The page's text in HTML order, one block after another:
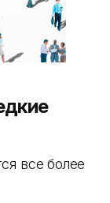
все более